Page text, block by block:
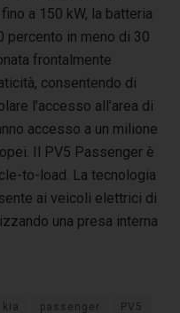
a 150 kW, la batteria
percento in meno di 30
frontalmente
consentendo di
l’accesso all’area di
accesso a un milione
Il PV5 Passenger è
to-load. La tecnologia
ai veicoli elettrici di
una presa interna
kia passenger PV5